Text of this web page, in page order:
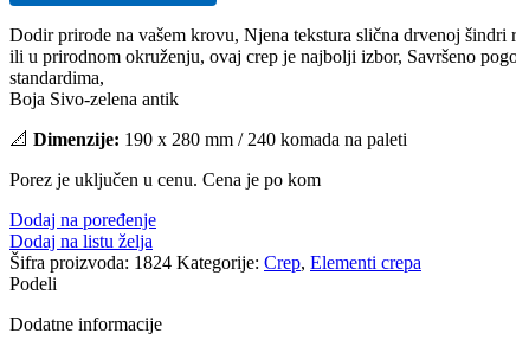
Dodir prirode na vašem krovu, Njena tekstura slična drvenoj
ili u prirodnom okruženju, ovaj crep je najbolji izbor, Savršeno
standardima,
Boja Sivo-zelena antik
📐 Dimenzije: 190 x 280 mm / 240 komada na paleti
Porez je uključen u cenu. Cena je po kom
Dodaj na poređenje
Dodaj na listu želja
Šifra proizvoda: 1824 Kategorije: Crep, Elementi crepa
Podeli
Dodatne informacije